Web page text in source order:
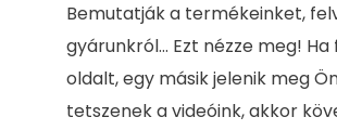
Bemutatják a termékeinket,
gyárunkról... Ezt nézze meg! Ha
oldalt, egy másik jelenik meg
tetszenek a videóink, akkor